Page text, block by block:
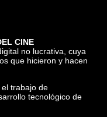
CINE
no lucrativa, cuya
que hicieron y hacen
trabajo de
tecnológico de